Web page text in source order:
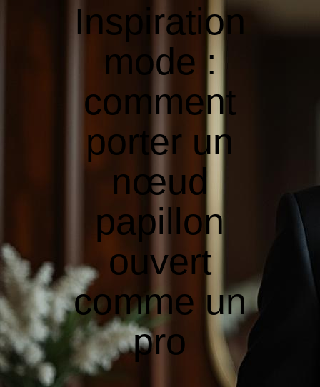
Inspiration
mode :
comment
porter un
nœud
papillon
ouvert
comme un
pro